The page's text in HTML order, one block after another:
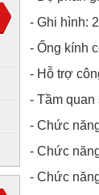
- Ghi hình:
- Ống kính
- Hỗ trợ
- Tầm quan
- Chức
- Chức
- Chức